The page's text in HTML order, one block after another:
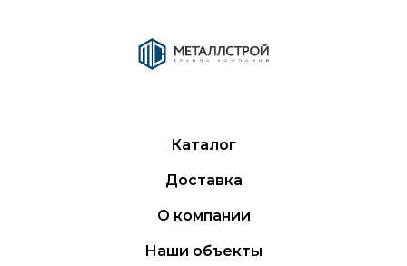
Каталог
Доставка
О компании
Наши объекты